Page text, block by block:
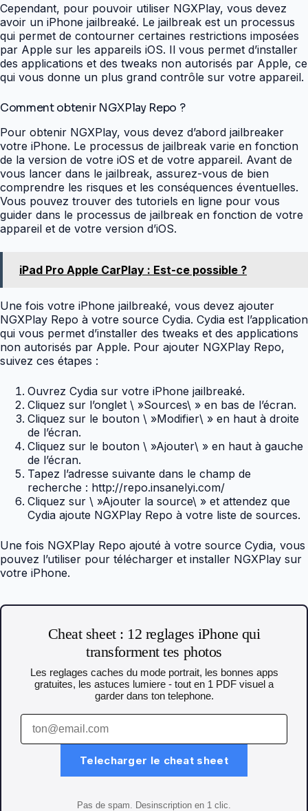
Cependant, pour pouvoir utiliser NGXPlay, vous devez
avoir un iPhone jailbreaké. Le jailbreak est un processus
qui permet de contourner certaines restrictions imposées
par Apple sur les appareils iOS. Il vous permet d’installer
des applications et des tweaks non autorisés par Apple, ce
qui vous donne un plus grand contrôle sur votre appareil.
Comment obtenir NGXPlay Repo ?
Pour obtenir NGXPlay, vous devez d’abord jailbreaker
votre iPhone. Le processus de jailbreak varie en fonction
de la version de votre iOS et de votre appareil. Avant de
vous lancer dans le jailbreak, assurez-vous de bien
comprendre les risques et les conséquences éventuelles.
Vous pouvez trouver des tutoriels en ligne pour vous
guider dans le processus de jailbreak en fonction de votre
appareil et de votre version d’iOS.
iPad Pro Apple CarPlay : Est-ce possible ?
Une fois votre iPhone jailbreaké, vous devez ajouter
NGXPlay Repo à votre source Cydia. Cydia est l’application
qui vous permet d’installer des tweaks et des applications
non autorisés par Apple. Pour ajouter NGXPlay Repo,
suivez ces étapes :
Ouvrez Cydia sur votre iPhone jailbreaké.
Cliquez sur l’onglet \ »Sources\ » en bas de l’écran.
Cliquez sur le bouton \ »Modifier\ » en haut à droite
de l’écran.
Cliquez sur le bouton \ »Ajouter\ » en haut à gauche
de l’écran.
Tapez l’adresse suivante dans le champ de
recherche : http://repo.insanelyi.com/
Cliquez sur \ »Ajouter la source\ » et attendez que
Cydia ajoute NGXPlay Repo à votre liste de sources.
Une fois NGXPlay Repo ajouté à votre source Cydia, vous
pouvez l’utiliser pour télécharger et installer NGXPlay sur
votre iPhone.
Cheat sheet : 12 reglages iPhone qui
transforment tes photos
Les reglages caches du mode portrait, les bonnes apps
gratuites, les astuces lumiere - tout en 1 PDF visuel a
garder dans ton telephone.
Telecharger le cheat sheet
Pas de spam. Desinscription en 1 clic.